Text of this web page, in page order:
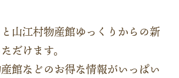
山江村物産館ゆっくりからの新
だけます。
館などのお得な情報がいっぱい